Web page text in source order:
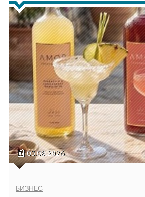
03.08.2026
БИЗНЕС